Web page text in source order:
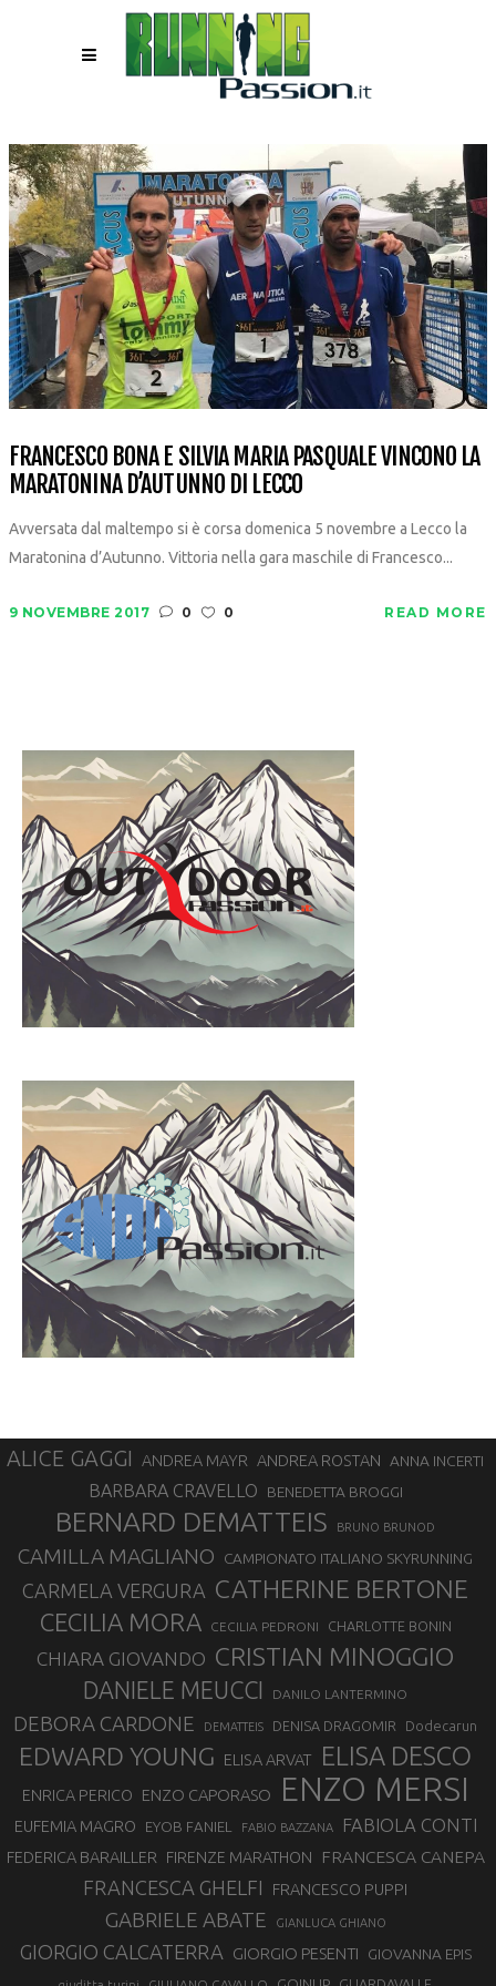
FRANCESCO BONA E SILVIA MARIA PASQUALE VINCONO LA
MARATONINA D’AUTUNNO DI LECCO
Avversata dal maltempo si è corsa domenica 5 novembre a Lecco la
Maratonina d’Autunno. Vittoria nella gara maschile di Francesco...
9 NOVEMBRE 2017 0 0 READ MORE
ALICE GAGGI ANDREA MAYR ANDREA ROSTAN ANNA INCERTI
BARBARA CRAVELLO BENEDETTA BROGGI
BERNARD DEMATTEIS BRUNO BRUNOD
CAMILLA MAGLIANO CAMPIONATO ITALIANO SKYRUNNING
CARMELA VERGURA CATHERINE BERTONE
CECILIA MORA CECILIA PEDRONI CHARLOTTE BONIN
CHIARA GIOVANDO CRISTIAN MINOGGIO
DANIELE MEUCCI DANILO LANTERMINO
DEBORA CARDONE DEMATTEIS DENISA DRAGOMIR Dodecarun
EDWARD YOUNG ELISA ARVAT ELISA DESCO
ENRICA PERICO ENZO CAPORASO ENZO MERSI
EUFEMIA MAGRO EYOB FANIEL FABIO BAZZANA FABIOLA CONTI
FEDERICA BARAILLER FIRENZE MARATHON FRANCESCA CANEPA
FRANCESCA GHELFI FRANCESCO PUPPI
GABRIELE ABATE GIANLUCA GHIANO
GIORGIO CALCATERRA GIORGIO PESENTI GIOVANNA EPIS